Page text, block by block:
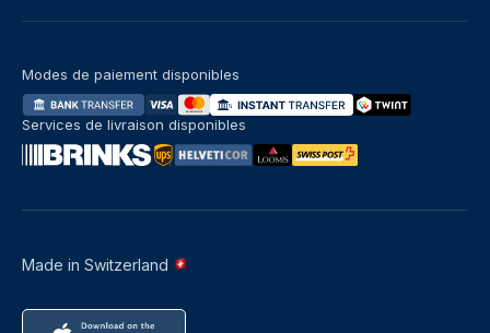
Made in Switzerland
Modes de paiement disponibles
Services de livraison disponibles